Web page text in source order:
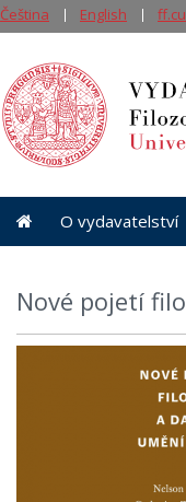
Nové pojetí
O vydavatelství
Čeština English